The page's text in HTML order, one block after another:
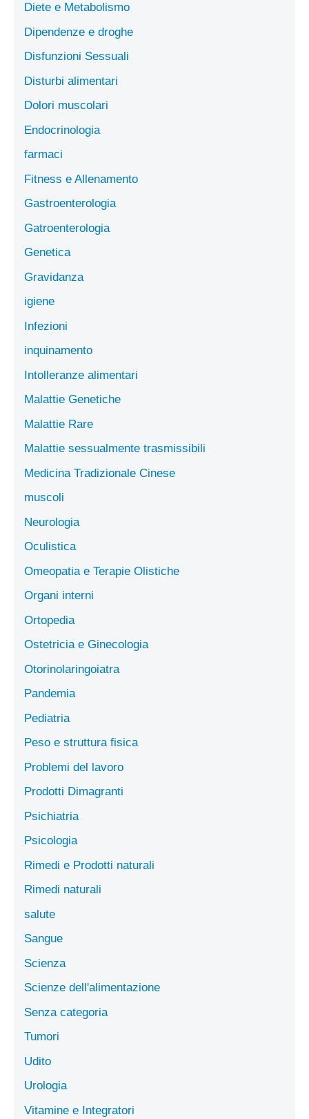
Diete e Metabolismo
Dipendenze e droghe
Disfunzioni Sessuali
Disturbi alimentari
Dolori muscolari
Endocrinologia
farmaci
Fitness e Allenamento
Gastroenterologia
Gatroenterologia
Genetica
Gravidanza
igiene
Infezioni
inquinamento
Intolleranze alimentari
Malattie Genetiche
Malattie Rare
Malattie sessualmente trasmissibili
Medicina Tradizionale Cinese
muscoli
Neurologia
Oculistica
Omeopatia e Terapie Olistiche
Organi interni
Ortopedia
Ostetricia e Ginecologia
Otorinolaringoiatra
Pandemia
Pediatria
Peso e struttura fisica
Problemi del lavoro
Prodotti Dimagranti
Psichiatria
Psicologia
Rimedi e Prodotti naturali
Rimedi naturali
salute
Sangue
Scienza
Scienze dell'alimentazione
Senza categoria
Tumori
Udito
Urologia
Vitamine e Integratori